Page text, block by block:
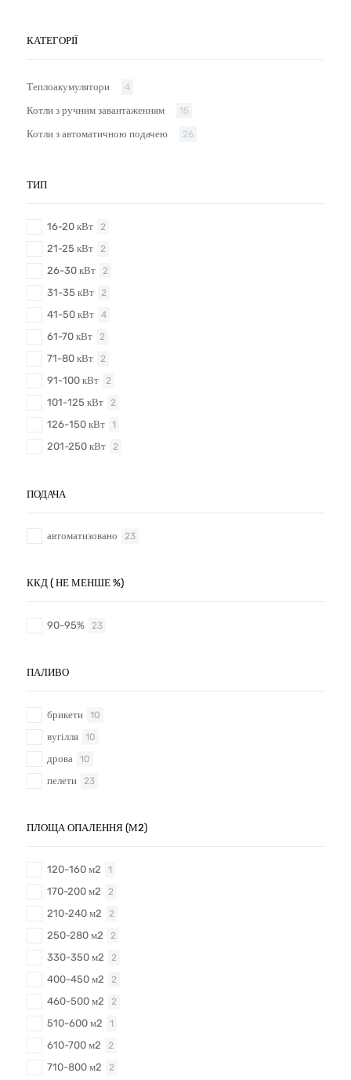
КАТЕГОРІЇ
Теплоакумулятори 4
Котли з ручним завантаженням 15
Котли з автоматичною подачею 26
ТИП
16-20 кВт 2
21-25 кВт 2
26-30 кВт 2
31-35 кВт 2
41-50 кВт 4
61-70 кВт 2
71-80 кВт 2
91-100 кВт 2
101-125 кВт 2
126-150 кВт 1
201-250 кВт 2
ПОДАЧА
автоматизовано 23
ККД ( НЕ МЕНШЕ %)
90-95% 23
ПАЛИВО
брикети 10
вугілля 10
дрова 10
пелети 23
ПЛОЩА ОПАЛЕННЯ (М2)
120-160 м2 1
170-200 м2 2
210-240 м2 2
250-280 м2 2
330-350 м2 2
400-450 м2 2
460-500 м2 2
510-600 м2 1
610-700 м2 2
710-800 м2 2